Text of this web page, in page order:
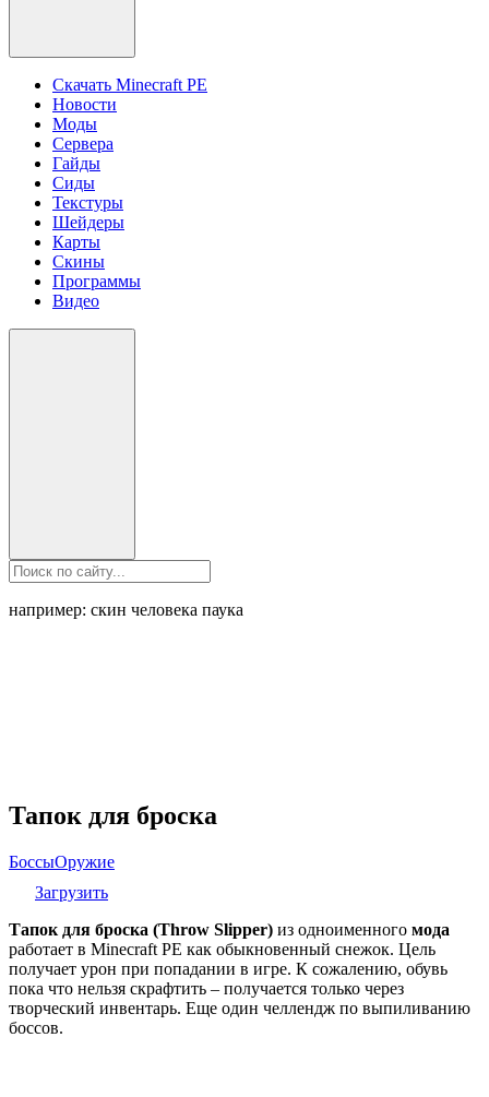
Скачать Minecraft PE
Новости
Моды
Сервера
Гайды
Сиды
Текстуры
Шейдеры
Карты
Скины
Программы
Видео
например: скин человека паука
Тапок для броска
БоссыОружие
Загрузить
Тапок для броска (Throw Slipper) из одноименного мода
работает в Minecraft PE как обыкновенный снежок. Цель
получает урон при попадании в игре. К сожалению, обувь
пока что нельзя скрафтить – получается только через
творческий инвентарь. Еще один челлендж по выпиливанию
боссов.